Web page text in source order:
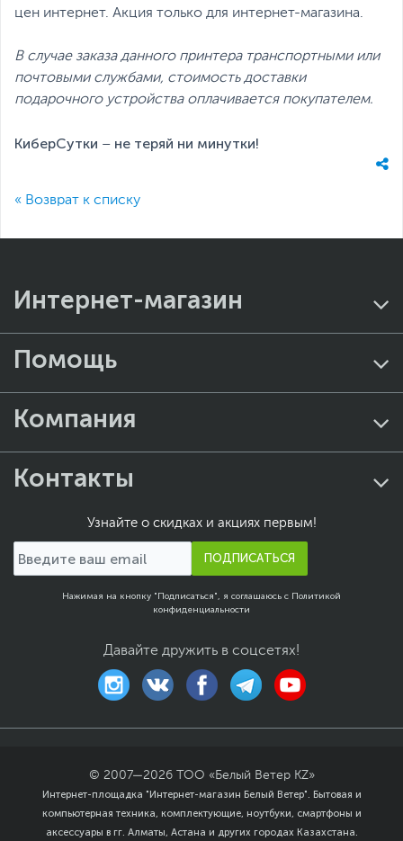
цен интернет. Акция только для интернет-магазина.
В случае заказа данного принтера транспортными или
почтовыми службами, стоимость доставки
подарочного устройства оплачивается покупателем.
КиберСутки – не теряй ни минутки!
« Возврат к списку
Интернет-магазин
Помощь
Компания
Контакты
Узнайте о скидках и акциях первым!
ПОДПИСАТЬСЯ
Нажимая на кнопку "Подписаться", я соглашаюсь с Политикой
конфиденциальности
Давайте дружить в соцсетях!
© 2007—2026
ТОО «Белый Ветер KZ»
Интернет-площадка "Интернет-магазин Белый Ветер". Бытовая и
компьютерная техника, комплектующие, ноутбуки, смартфоны и
аксессуары в гг. Алматы, Астана и других городах Казахстана.